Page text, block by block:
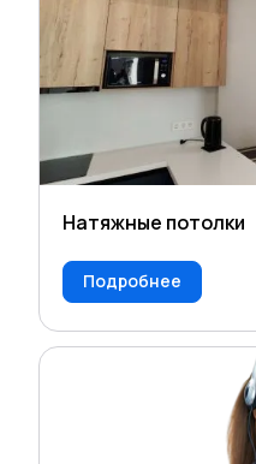
Натяжные потолки
Подробнее